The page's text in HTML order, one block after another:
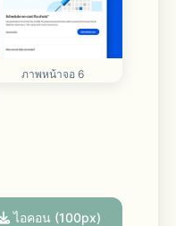
ภาพหน้าจอ 6
ไอคอน (100px)